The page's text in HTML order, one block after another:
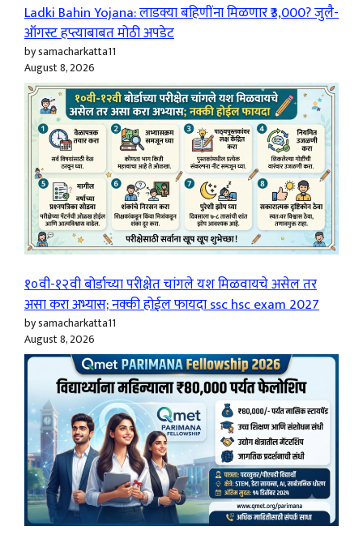
Ladki Bahin Yojana: लाडक्या बहिणींना मिळणार ₹3,000? जुलै-
ऑगस्ट हप्त्याबाबत मोठी अपडेट
by samacharkatta11
August 8, 2026
१०वी-१२वी बोर्डाच्या परीक्षेत चांगले यश मिळवायचे असेल तर
असा करा अभ्यास; नक्की होईल फायदा ssc hsc exam 2027
by samacharkatta11
August 8, 2026